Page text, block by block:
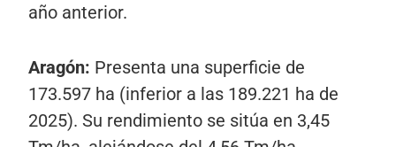
año anterior.
Aragón: Presenta una superficie de
173.597 ha (inferior a las 189.221 ha de
2025). Su rendimiento se sitúa en 3,45